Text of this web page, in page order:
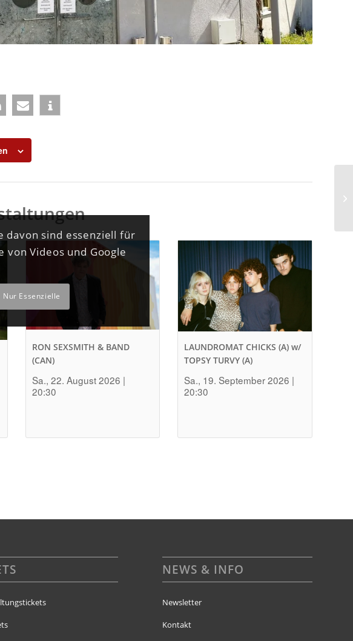
RON SEXSMITH & BAND
(CAN)
Sa., 22. August 2026 |
20:30
LAUNDROMAT CHICKS (A) w/
TOPSY TURVY (A)
Sa., 19. September 2026 |
20:30
NEWS & INFO
Newsletter
Kontakt
davon sind essenziell für
von Videos und Google
Nur Essenzielle